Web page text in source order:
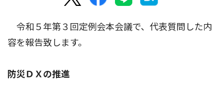
令和５年第３回定例会本会議で、代表質問した内
容を報告致します。
防災ＤＸの推進